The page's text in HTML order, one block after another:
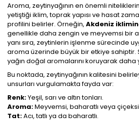
Aroma, zeytinyağının en önemli
yetiştiği iklim, toprak yapısı ve hasat
profilini belirler. Örneğin, Akdeniz
genellikle daha zengin ve meyvemsi bir
yanı sıra, zeytinlerin işlenme sürecinde
aroma üzerinde büyük bir etkiye sahiptir.
yağın doğal aromalarını koruyarak
Bu noktada, zeytinyağının kalitesini
unsurları vurgulamakta fayda var:
Renk:Yeşil, sarı ve altın tonları.
Aroma:Meyvemsi, baharatlı veya
Tat:Acı, tatlı ya da baharatlı.